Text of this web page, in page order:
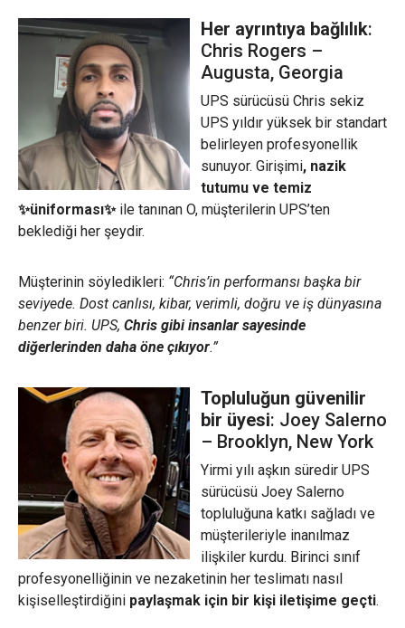
Her ayrıntıya bağlılık:
Chris Rogers –
Augusta, Georgia
UPS sürücüsü Chris sekiz
UPS yıldır yüksek bir standart
belirleyen profesyonellik
sunuyor. Girişimi, nazik
tutumu ve temiz
✨üniforması✨ile tanınan O, müşterilerin UPS’ten
beklediği her şeydir.
Müşterinin söyledikleri: “Chris’in performansı başka bir
seviyede. Dost canlısı, kibar, verimli, doğru ve iş dünyasına
benzer biri. UPS, Chris gibi insanlar sayesinde
diğerlerinden daha öne çıkıyor.”
Topluluğun güvenilir
bir üyesi: Joey Salerno
– Brooklyn, New York
Yirmi yılı aşkın süredir UPS
sürücüsü Joey Salerno
topluluğuna katkı sağladı ve
müşterileriyle inanılmaz
ilişkiler kurdu. Birinci sınıf
profesyonelliğinin ve nezaketinin her teslimatı nasıl
kişiselleştirdiğini paylaşmak için bir kişi iletişime geçti.